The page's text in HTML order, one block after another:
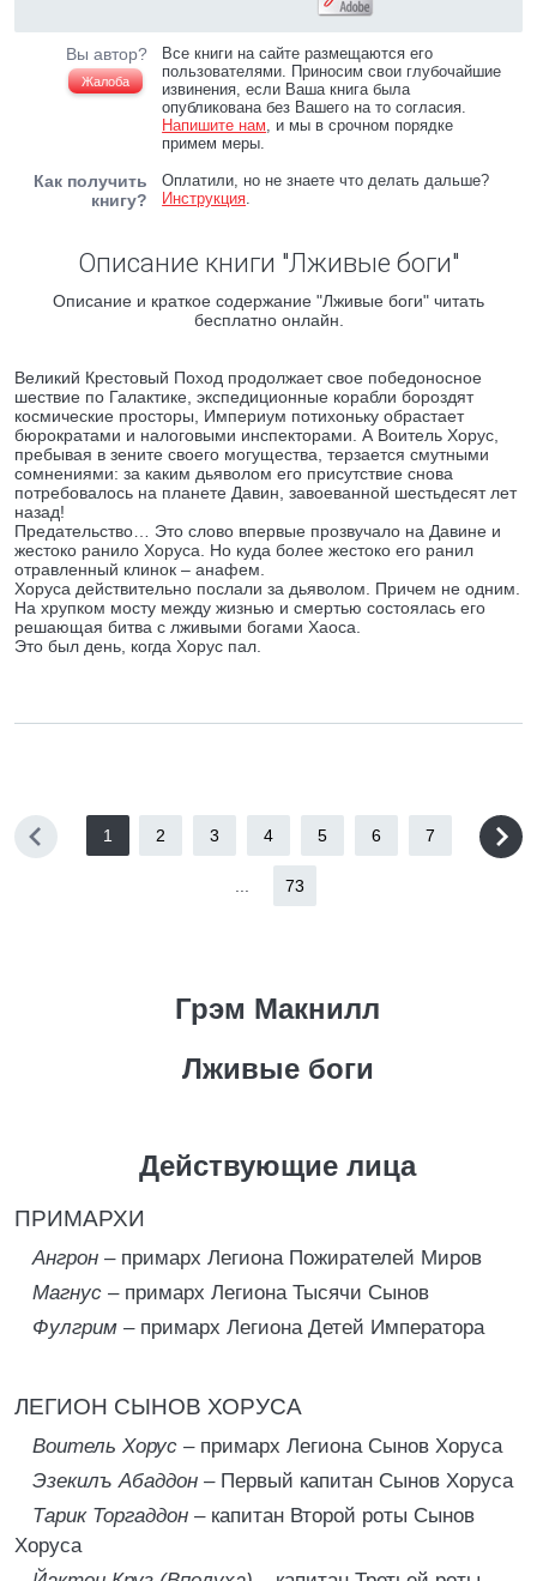
Вы автор?
Жалоба
Все книги на сайте размещаются его
пользователями. Приносим свои глубочайшие
извинения, если Ваша книга была
опубликована без Вашего на то согласия.
Напишите нам, и мы в срочном порядке
примем меры.
Как получить
книгу?
Оплатили, но не знаете что делать дальше?
Инструкция.
Описание книги "Лживые боги"
Описание и краткое содержание "Лживые боги" читать
бесплатно онлайн.
Великий Крестовый Поход продолжает свое победоносное
шествие по Галактике, экспедиционные корабли бороздят
космические просторы, Империум потихоньку обрастает
бюрократами и налоговыми инспекторами. А Воитель Хорус,
пребывая в зените своего могущества, терзается смутными
сомнениями: за каким дьяволом его присутствие снова
потребовалось на планете Давин, завоеванной шестьдесят лет
назад!
Предательство… Это слово впервые прозвучало на Давине и
жестоко ранило Хоруса. Но куда более жестоко его ранил
отравленный клинок – анафем.
Хоруса действительно послали за дьяволом. Причем не одним.
На хрупком мосту между жизнью и смертью состоялась его
решающая битва с лживыми богами Хаоса.
Это был день, когда Хорус пал.
1 2 3 4 5 6 7
73
Грэм Макнилл
Лживые боги
Действующие лица
ПРИМАРХИ
Ангрон –примарх Легиона Пожирателей Миров
Магнус –примарх Легиона Тысячи Сынов
Фулгрим –примарх Легиона Детей Императора
ЛЕГИОН СЫНОВ ХОРУСА
Воитель Хорус –примарх Легиона Сынов Хоруса
Эзекилъ Абаддон –Первый капитан Сынов Хоруса
Тарик Торгаддон –капитан Второй роты Сынов
Хоруса